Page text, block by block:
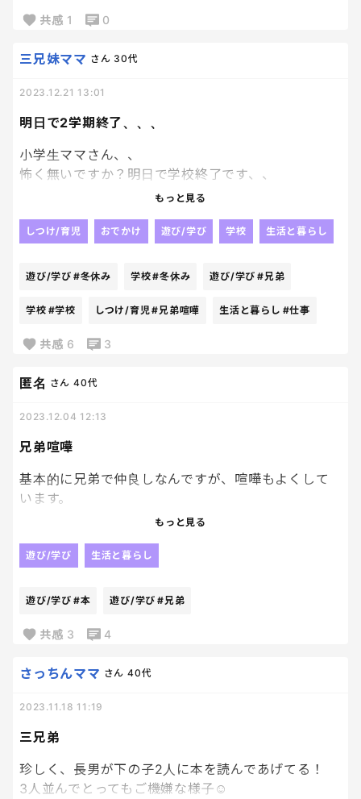
た、、
もう私のHPが限界に達している、、、
皆様、兄弟喧嘩どう対処してますか、、、
共感 1 0
明日で2学期終了、、、
三兄妹ママ さん 30代
2023.12.21 13:01
小学生ママさん、、
怖く無いですか？明日で学校終了です、、
マママ攻撃、、、
え中です、、、
もっと見る
しつけ/育児 おでかけ 遊び/学び 学校 生活と暮らし
遊び/学び #冬休み 学校#冬休み 遊び/学び #兄弟
学校 #学校 しつけ/育児#兄弟喧嘩 生活と暮らし #仕事
共感 6 3
兄弟喧嘩
匿名 さん 40代
2023.12.04 12:13
基本的に兄弟で仲良しなんですが、喧嘩もよくして
います。
喧嘩になると声がうるさいし、二人して私に言いつ
れます。
くれないかなぁと思う日々です。
もっと見る
遊び/学び 生活と暮らし
遊び/学び #本 遊び/学び #兄弟
共感 3 4
三兄弟
さっちんママ さん 40代
2023.11.18 11:19
珍しく、長男が下の子2人に本を読んであげてる！
3人並んでとってもご機嫌な様子☺️